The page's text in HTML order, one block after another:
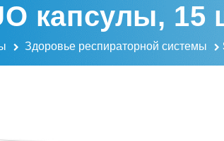
капсулы, 15
Здоровье респираторной системы